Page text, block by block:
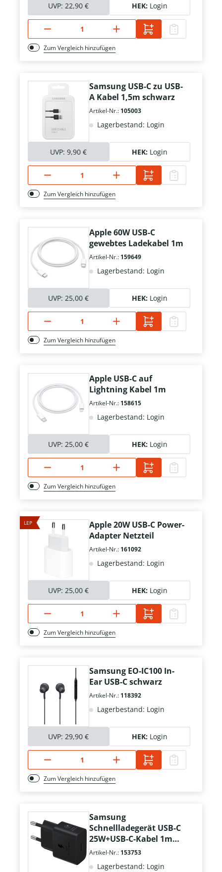
UVP: 22,90 € HEK: Login
Zum Vergleich hinzufügen
Samsung USB-C zu USB-
A Kabel 1,5m schwarz
Artikel-Nr.: 105003
Lagerbestand: Login
UVP: 9,90 € HEK: Login
Zum Vergleich hinzufügen
Apple 60W USB-C
gewebtes Ladekabel 1m
Artikel-Nr.: 159649
Lagerbestand: Login
UVP: 25,00 € HEK: Login
Zum Vergleich hinzufügen
Apple USB-C auf
Lightning Kabel 1m
Artikel-Nr.: 158615
Lagerbestand: Login
UVP: 25,00 € HEK: Login
Zum Vergleich hinzufügen
LEP
Apple 20W USB-C Power-
Adapter Netzteil
Artikel-Nr.: 161092
Lagerbestand: Login
UVP: 25,00 € HEK: Login
Zum Vergleich hinzufügen
Samsung EO-IC100 In-
Ear USB-C schwarz
Artikel-Nr.: 118392
Lagerbestand: Login
UVP: 29,90 € HEK: Login
Zum Vergleich hinzufügen
Samsung
Schnellladegerät USB-C
25W+USB-C-Kabel 1m
schwarz
Artikel-Nr.: 153753
Lagerbestand: Login